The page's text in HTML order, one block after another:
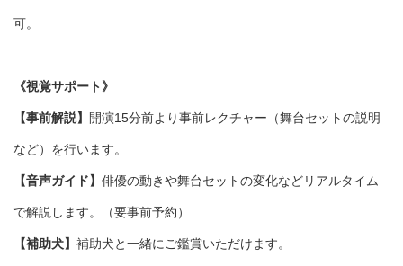
可。
《視覚サポート》
【事前解説】 開演15分前より事前レクチャー（舞台セットの説明
など）を行います。
【音声ガイド】 俳優の動きや舞台セットの変化などリアルタイム
で解説します。（要事前予約）
【補助犬】 補助犬と一緒にご鑑賞いただけます。